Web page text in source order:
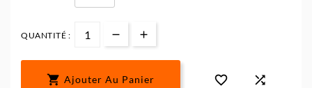
QUANTITÉ :
 Ajouter Au Panier  